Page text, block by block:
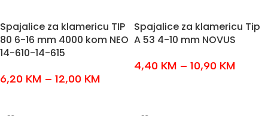
Spajalice za klamericu TIP
80 6-16 mm 4000 kom NEO
14-610-14-615
6,20 KM – 12,00 KM
Spajalice za klamericu Tip
A 53 4-10 mm NOVUS
4,40 KM – 10,90 KM